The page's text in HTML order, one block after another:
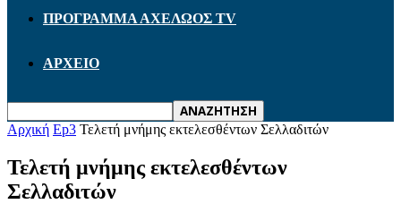
ΠΡΟΓΡΑΜΜΑ ΑΧΕΛΩΟΣ TV
ΑΡΧΕΙΟ
Αρχική Ep3 Τελετή μνήμης εκτελεσθέντων Σελλαδιτών
Τελετή μνήμης εκτελεσθέντων
Σελλαδιτών